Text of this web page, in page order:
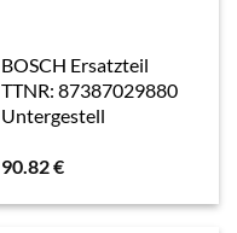
BOSCH Ersatzteil
TTNR: 87387029880
Untergestell
90.82€